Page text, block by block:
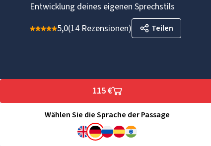
Entwicklung deines eigenen Sprechstils
5,0(14 Rezensionen) Teilen
115 €
Wählen Sie die Sprache der Passage